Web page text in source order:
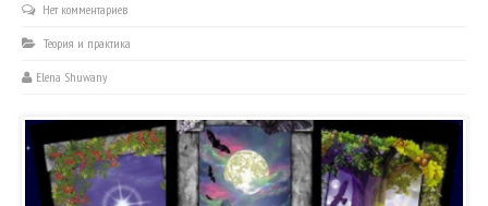
Нет комментариев
Теория и практика
Elena Shuwany